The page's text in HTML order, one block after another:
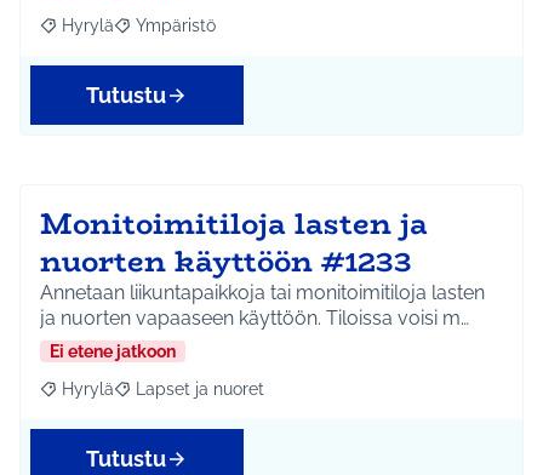
Rajaa tulokset aihepiirin mukaan: Hyrylä
Hyrylä Rajaa tulokset teeman mukaan: Ympäristö
Ympäristö
Tutustu
Monitoimitiloja lasten ja
nuorten käyttöön #1233
Annetaan liikuntapaikkoja tai monitoimitiloja lasten
ja nuorten vapaaseen käyttöön. Tiloissa voisi m…
Ei etene jatkoon
Rajaa tulokset aihepiirin mukaan: Hyrylä
Hyrylä Rajaa tulokset teeman mukaan: Lapset ja nuoret
Lapset ja nuoret
Tutustu